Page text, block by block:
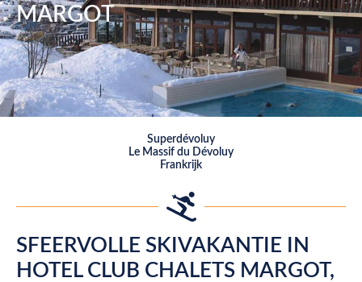
MARGOT
Superdévoluy
Le Massif du Dévoluy
Frankrijk
SFEERVOLLE SKIVAKANTIE IN
HOTEL CLUB CHALETS MARGOT,